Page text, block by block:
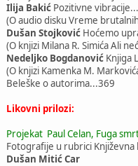
Ilija Bakić Pozitivne
(O audio disku Vreme
Dušan Stojković Hoćemo
(O knjizi Milana R. Simića Ali
Nedeljko Bogdanović Knjiga
(O knjizi Kamenka M.
Beleške o autorima...369
Likovni prilozi:
Projekat Paul Celan, Fuga
Fotografije u rubrici Književna
Dušan Mitić Car